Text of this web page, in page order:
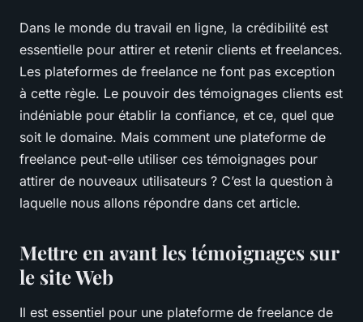
Dans le monde du travail en ligne, la crédibilité est
essentielle pour attirer et retenir clients et freelances.
Les plateformes de freelance ne font pas exception
à cette règle. Le pouvoir des témoignages clients est
indéniable pour établir la confiance, et ce, quel que
soit le domaine. Mais comment une plateforme de
freelance peut-elle utiliser ces témoignages pour
attirer de nouveaux utilisateurs ? C’est la question à
laquelle nous allons répondre dans cet article.
Mettre en avant les témoignages sur
le site Web
Il est essentiel pour une plateforme de freelance de